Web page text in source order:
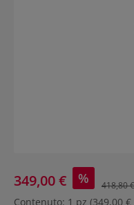
Salta la galleria di
349,00 € % 418,80 €
Contenuto: 1 pz (349,00